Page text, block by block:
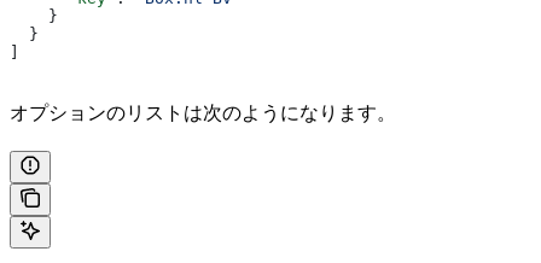
    }
  }
オプションのリストは次のようになります。